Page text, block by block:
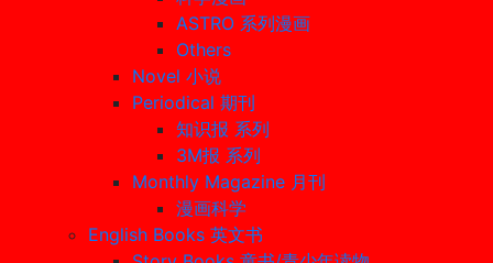
ASTRO 系列漫画
Others
Novel 小说
Periodical 期刊
知识报 系列
3M报 系列
Monthly Magazine 月刊
漫画科学
English Books 英文书